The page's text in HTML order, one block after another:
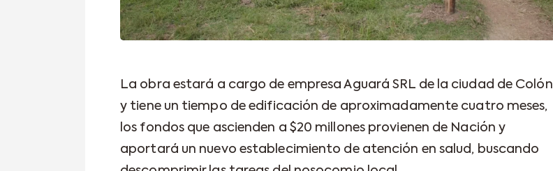
La obra estará a cargo de empresa Aguará SRL de la ciudad de Colón
y tiene un tiempo de edificación de aproximadamente cuatro meses,
los fondos que ascienden a $20 millones provienen de Nación y
aportará un nuevo establecimiento de atención en salud, buscando